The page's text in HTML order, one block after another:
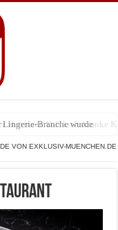
Lingerie-Branche wurde
VON EXKLUSIV-MUENCHEN.DE